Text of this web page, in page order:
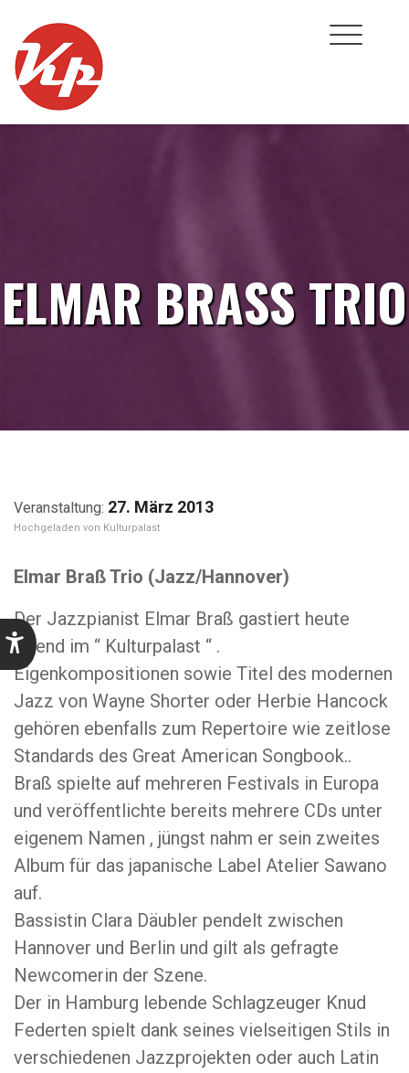
content
ELMAR BRASS TRIO
27. März 2013
Kulturpalast
Elmar Braß Trio (Jazz/Hannover)
Der Jazzpianist Elmar Braß gastiert heute
Abend im “ Kulturpalast “ .
Eigenkompositionen sowie Titel des modernen
Jazz von Wayne Shorter oder Herbie Hancock
gehören ebenfalls zum Repertoire wie zeitlose
Standards des Great American Songbook..
Braß spielte auf mehreren Festivals in Europa
und veröffentlichte bereits mehrere CDs unter
eigenem Namen , jüngst nahm er sein zweites
Album für das japanische Label Atelier Sawano
auf.
Bassistin Clara Däubler pendelt zwischen
Hannover und Berlin und gilt als gefragte
Newcomerin der Szene.
Der in Hamburg lebende Schlagzeuger Knud
Federten spielt dank seines vielseitigen Stils in
verschiedenen Jazzprojekten oder auch Latin